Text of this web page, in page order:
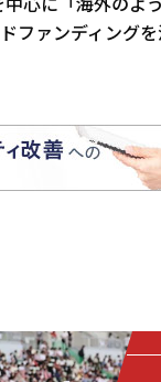
心に「海外のよ
ファンディング